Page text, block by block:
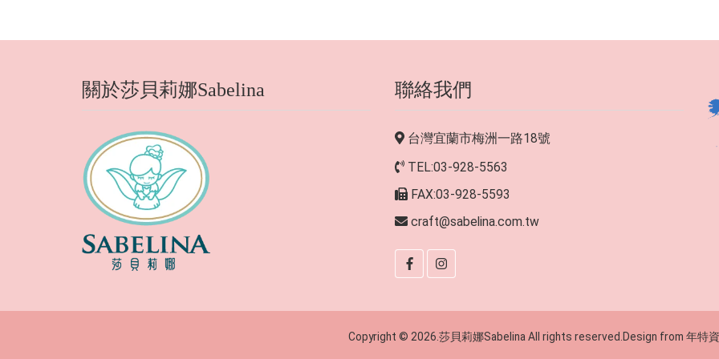
關於莎貝莉娜Sabelina 聯絡我們
台灣宜蘭市梅洲一路18號
TEL:03-928-5563
FAX:03-928-5593
craft@sabelina.com.tw
Copyright © 2026.莎貝莉娜Sabelina All rights reserved.Design from 年特